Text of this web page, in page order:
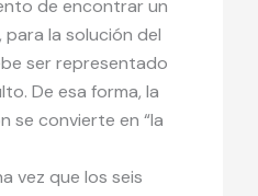
de encontrar un
la solución del
ser representado
De esa forma, la
se convierte en “la
vez que los seis